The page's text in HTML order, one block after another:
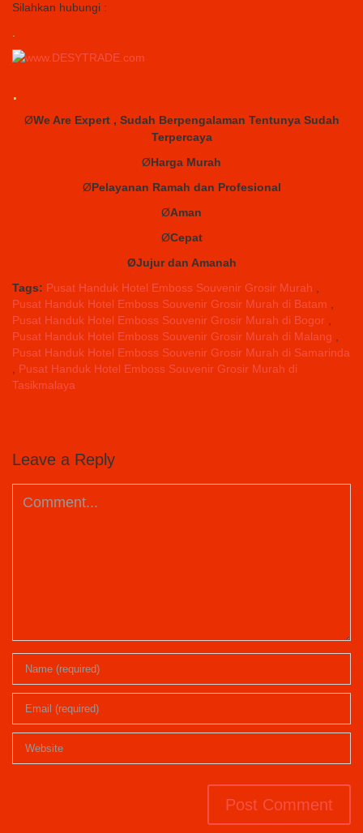
Silahkan hubungi :
.
ØWe Are Expert , Sudah Berpengalaman Tentunya Sudah
Terpercaya
ØHarga Murah
ØPelayanan Ramah dan Profesional
ØAman
ØCepat
ØJujurdan Amanah
Tags: Pusat Handuk Hotel Emboss Souvenir Grosir Murah
Pusat Handuk Hotel Emboss Souvenir Grosir Murah di Batam
Pusat Handuk Hotel Emboss Souvenir Grosir Murah di Bogor
Pusat Handuk Hotel Emboss Souvenir Grosir Murah di Malang
Pusat Handuk Hotel Emboss Souvenir Grosir Murah di Samarinda
Pusat Handuk Hotel Emboss Souvenir Grosir Murah di
Tasikmalaya
Leave a Reply